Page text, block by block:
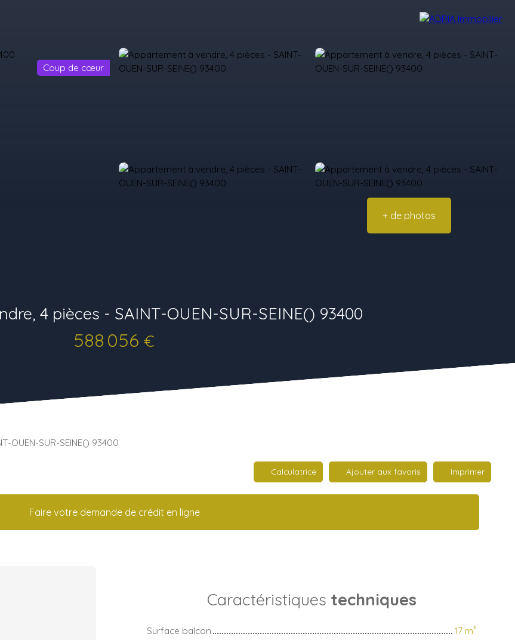
Coup de cœur
+ de photos
4 pièces - SAINT-OUEN-SUR-SEINE() 93400
588 056 €
OUEN-SUR-SEINE() 93400
Calculatrice Ajouter aux favoris Imprimer
Faire votre demande de crédit en ligne
Caractéristiques techniques
Surface balcon 17 m²